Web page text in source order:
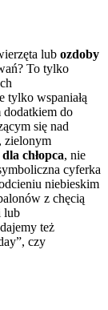
lub ozdoby
To tylko
tylko wspaniałą
dodatkiem do
się nad
zielonym
chłopca, nie
cyferka
niebieskim
z chęcią
lub
też
czy